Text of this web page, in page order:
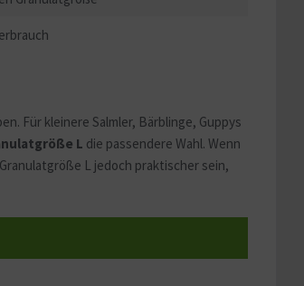
Für kleinere Salmler, Bärblinge, Guppys
L die passendere Wahl. Wenn
L jedoch praktischer sein,